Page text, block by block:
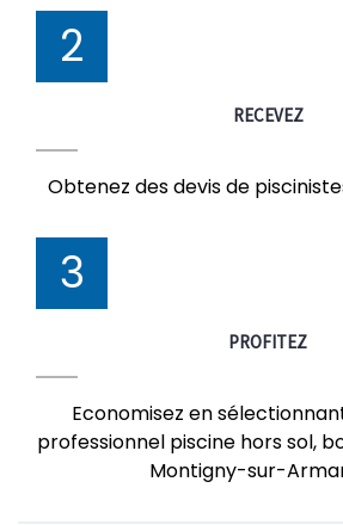
2
RECEVEZ
Obtenez des devis de
3
PROFITEZ
Economisez en
professionnel piscine hors sol,
Montigny-sur-